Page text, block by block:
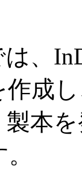
、
成
本